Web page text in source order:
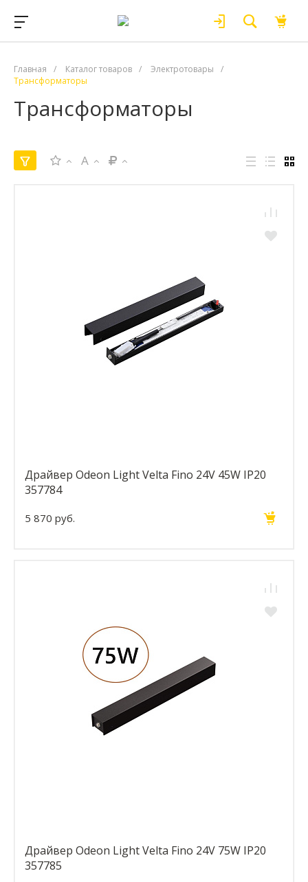
Главная / Каталог товаров / Электротовары
/
Трансформаторы
Трансформаторы
A
Драйвер Odeon Light Velta Fino 24V 45W IP20
357784
5 870 руб.
Драйвер Odeon Light Velta Fino 24V 75W IP20
357785